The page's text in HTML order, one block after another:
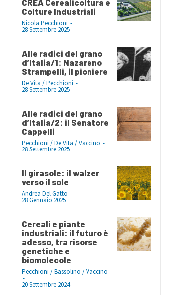
CREA Cerealicoltura e
Colture Industriali
Nicola Pecchioni -
28 Settembre 2025
Alle radici del grano
d’Italia/1: Nazareno
Strampelli, il pioniere
De Vita / Pecchioni -
28 Settembre 2025
Alle radici del grano
d’Italia/2: il Senatore
Cappelli
Pecchioni / De Vita / Vaccino -
28 Settembre 2025
Il girasole: il walzer
verso il sole
Andrea Del Gatto -
28 Gennaio 2025
Cereali e piante
industriali: il futuro è
adesso, tra risorse
genetiche e
biomolecole
Pecchioni / Bassolino / Vaccino
-
20 Settembre 2024